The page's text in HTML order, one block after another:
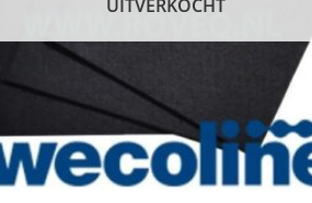
UITVERKOCHT